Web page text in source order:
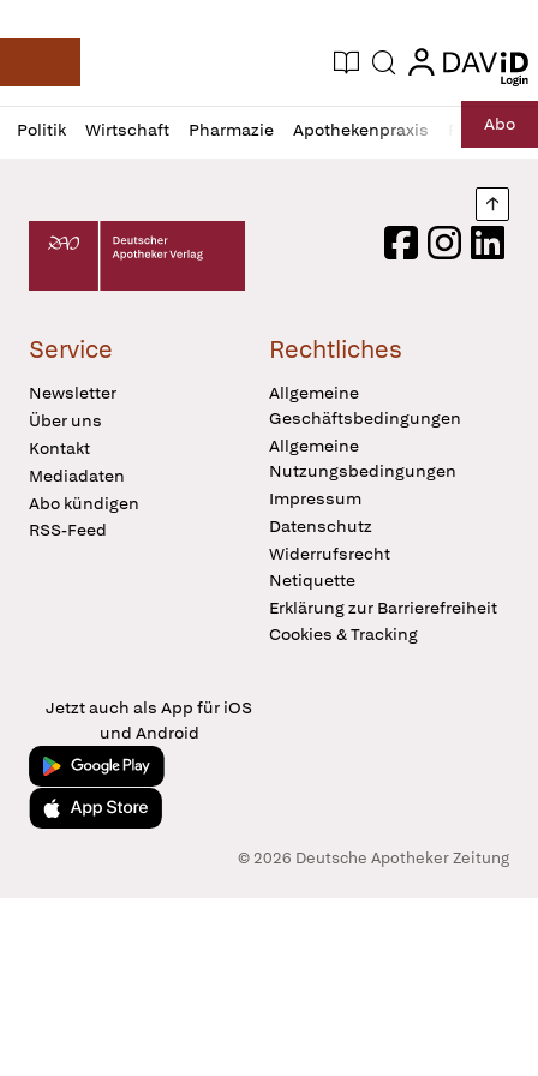
Deutsche Apotheker Zeitung
Aktuelle Ausgabe
Suche login
login
Politik Wirtschaft Pharmazie Apothekenpraxis RechtAbo
Profil
öffnen
Daz
Pur
Deutscher Apotheker Verlag Logo
FacebookInstagram
Service
Newsletter
Über uns
Kontakt
Mediadaten
Abo kündigen
RSS-Feed
Rechtliches
Allgemeine
Geschäftsbedingungen
Allgemeine
Nutzungsbedingungen
Impressum
Datenschutz
Widerrufsrecht
Netiquette
Erklärung zur Barrierefreiheit
Cookies & Tracking
Jetzt auch als App für iOS
und Android
Jetzt bei Google Play
Laden im App Store
© 2026 Deutsche Apotheker Zeitung